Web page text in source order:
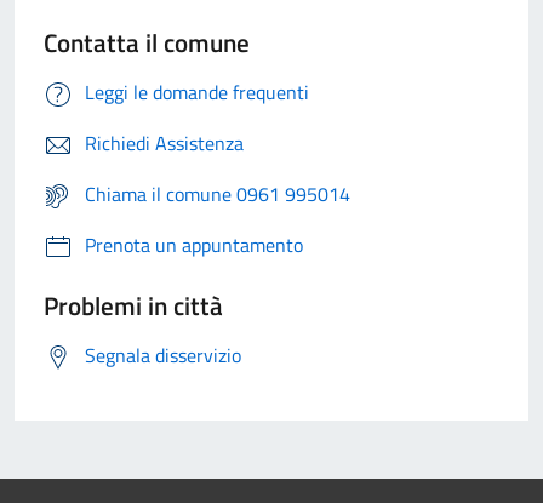
Contatta il comune
Leggi le domande frequenti
Richiedi Assistenza
Chiama il comune 0961 995014
Prenota un appuntamento
Problemi in città
Segnala disservizio